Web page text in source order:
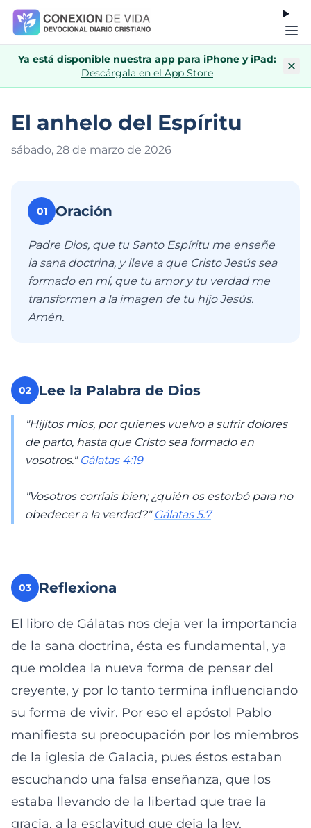
Ya está disponible nuestra app para iPhone y iPad:
Descárgala en el App Store
El anhelo del Espíritu
sábado, 28 de marzo de 2026
01 Oración
Padre Dios, que tu Santo Espíritu me enseñe
la sana doctrina, y lleve a que Cristo Jesús sea
formado en mí, que tu amor y tu verdad me
transformen a la imagen de tu hijo Jesús.
Amén.
02 Lee la Palabra de Dios
"Hijitos míos, por quienes vuelvo a sufrir dolores
de parto, hasta que Cristo sea formado en
vosotros." Gálatas 4:19
"Vosotros corríais bien; ¿quién os estorbó para no
obedecer a la verdad?" Gálatas 5:7
03 Reflexiona
El libro de Gálatas nos deja ver la importancia
de la sana doctrina, ésta es fundamental, ya
que moldea la nueva forma de pensar del
creyente, y por lo tanto termina influenciando
su forma de vivir. Por eso el apóstol Pablo
manifiesta su preocupación por los miembros
de la iglesia de Galacia, pues éstos estaban
escuchando una falsa enseñanza, que los
estaba llevando de la libertad que trae la
gracia, a la esclavitud que deja la ley.